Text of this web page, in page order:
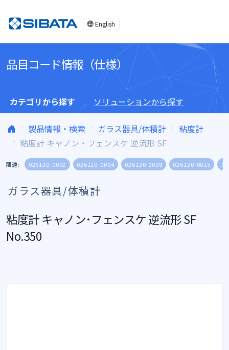
English
品目コード情報（仕様）
カテゴリから探す ソリューションから探す
製品情報・検索 ガラス器具/体積計
粘度計
粘度計 キャノン・フェンスケ 逆流形 SF
関連: 026120-0002 026120-0004 026120-0008 026120-0015
ガラス器具/体積計
粘度計 キャノン･フェンスケ 逆流形 SF
No.350